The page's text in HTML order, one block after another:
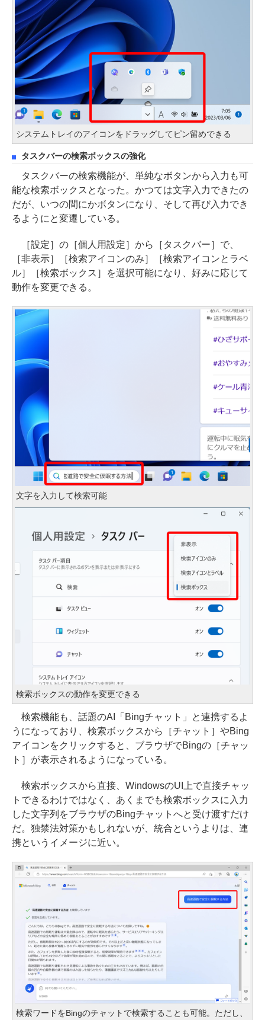
システムトレイのアイコンをドラッグしてピン留めできる
タスクバーの検索ボックスの強化
タスクバーの検索機能が、単純なボタンから入力も可
能な検索ボックスとなった。かつては文字入力できたの
だが、いつの間にかボタンになり、そして再び入力でき
るようにと変遷している。
［設定］の［個人用設定］から［タスクバー］で、
［非表示］［検索アイコンのみ］［検索アイコンとラベ
ル］［検索ボックス］を選択可能になり、好みに応じて
動作を変更できる。
文字を入力して検索可能
検索ボックスの動作を変更できる
検索機能も、話題のAI「Bingチャット」と連携するよ
うになっており、検索ボックスから［チャット］やBing
アイコンをクリックすると、ブラウザでBingの［チャッ
ト］が表示されるようになっている。
検索ボックスから直接、WindowsのUI上で直接チャッ
トできるわけではなく、あくまでも検索ボックスに入力
した文字列をブラウザのBingチャットへと受け渡すだけ
だ。独禁法対策かもしれないが、統合というよりは、連
携というイメージに近い。
検索ワードをBingのチャットで検索することも可能。ただし、